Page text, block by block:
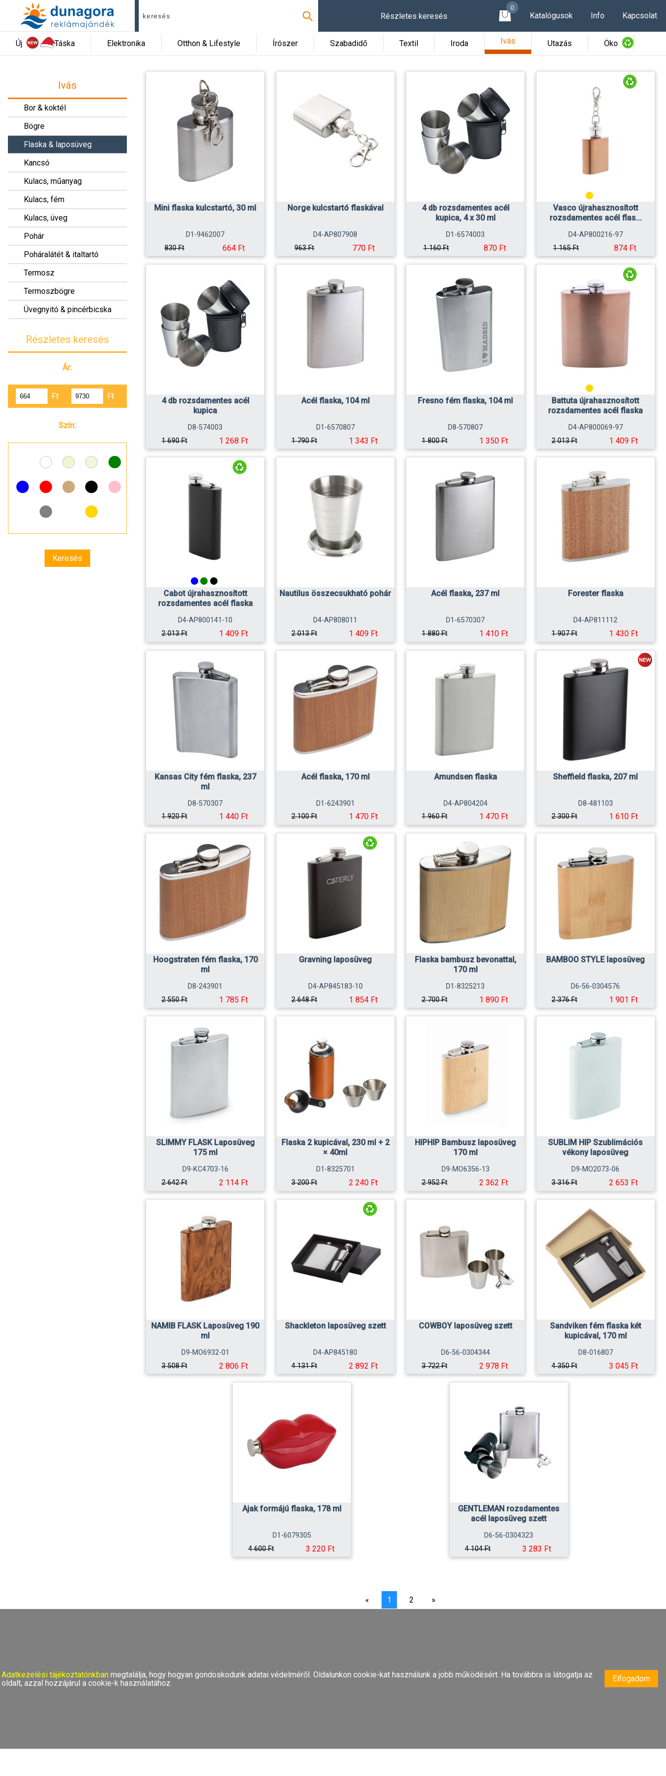
Részletes keresés
0
Katalógusok Info Kapcsolat
Új Táska Elektronika Otthon & Lifestyle Írószer Szabadidő Textil Iroda Ivás Utazás Öko
Ivás
Bor & koktél
Bögre
Flaska & laposüveg
Kancsó
Kulacs, műanyag
Kulacs, fém
Kulacs, üveg
Pohár
Poháralátét & italtartó
Termosz
Termoszbögre
Üvegnyitó & pincérbicska
Részletes keresés
Ár:
Ft Ft
Szín:
Mini flaska kulcstartó, 30 ml
D1-9462007
830 Ft
664 Ft
Norge kulcstartó flaskával
D4-AP807908
963 Ft
770 Ft
4 db rozsdamentes acél
kupica, 4 x 30 ml
D1-6574003
1 160 Ft
870 Ft
Vasco újrahasznosított
rozsdamentes acél flas...
D4-AP800216-97
1 165 Ft
874 Ft
4 db rozsdamentes acél
kupica
D8-574003
1 690 Ft
1 268 Ft
Acél flaska, 104 ml
D1-6570807
1 790 Ft
1 343 Ft
Fresno fém flaska, 104 ml
D8-570807
1 800 Ft
1 350 Ft
Battuta újrahasznosított
rozsdamentes acél flaska
D4-AP800069-97
2 013 Ft
1 409 Ft
Cabot újrahasznosított
rozsdamentes acél flaska
D4-AP800141-10
2 013 Ft
1 409 Ft
Nautilus összecsukható pohár
D4-AP808011
2 013 Ft
1 409 Ft
Acél flaska, 237 ml
D1-6570307
1 880 Ft
1 410 Ft
Forester flaska
D4-AP811112
1 907 Ft
1 430 Ft
Kansas City fém flaska, 237
ml
D8-570307
1 920 Ft
1 440 Ft
Acél flaska, 170 ml
D1-6243901
2 100 Ft
1 470 Ft
Amundsen flaska
D4-AP804204
1 960 Ft
1 470 Ft
Sheffield flaska, 207 ml
D8-481103
2 300 Ft
1 610 Ft
Hoogstraten fém flaska, 170
ml
D8-243901
2 550 Ft
1 785 Ft
Gravning laposüveg
D4-AP845183-10
2 648 Ft
1 854 Ft
Flaska bambusz bevonattal,
170 ml
D1-8325213
2 700 Ft
1 890 Ft
BAMBOO STYLE laposüveg
D6-56-0304576
2 376 Ft
1 901 Ft
SLIMMY FLASK Laposüveg
175 ml
D9-KC4703-16
2 642 Ft
2 114 Ft
Flaska 2 kupicával, 230 ml + 2
× 40ml
D1-8325701
3 200 Ft
2 240 Ft
HIPHIP Bambusz laposüveg
170 ml
D9-MO6356-13
2 952 Ft
2 362 Ft
SUBLIM HIP Szublimációs
vékony laposüveg
D9-MO2073-06
3 316 Ft
2 653 Ft
NAMIB FLASK Laposüveg 190
ml
D9-MO6932-01
3 508 Ft
2 806 Ft
Shackleton laposüveg szett
D4-AP845180
4 131 Ft
2 892 Ft
COWBOY laposüveg szett
D6-56-0304344
3 722 Ft
2 978 Ft
Sandviken fém flaska két
kupicával, 170 ml
D8-016807
4 350 Ft
3 045 Ft
Ajak formájú flaska, 178 ml
D1-6079305
4 600 Ft
3 220 Ft
GENTLEMAN rozsdamentes
acél laposüveg szett
D6-56-0304323
4 104 Ft
3 283 Ft
« 1 2 »
TOP
Adatkezelési tájékoztatónkbanmegtalálja, hogy hogyan gondoskodunk adatai védelméről. Oldalunkon cookie-kat használunk a jobb működésért. Ha továbbra is látogatja az
oldalt, azzal hozzájárul a cookie-k használatához.
Elfogadom